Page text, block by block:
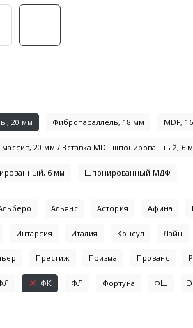
20 мм Фибропараллель, 18 мм MDF,
20 мм / Вставка MDF шпонированный, 6
6 мм Шпонированный МДФ
Альянс Астория Афина
Интарсия Италия Консул Лайн
Престиж Призма Прованс
ФК ФЛ Фортуна ФШ